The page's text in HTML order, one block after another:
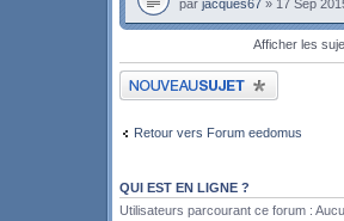
par jacques67 » 17 Sep
Afficher les
Publier un nouveau sujet
Retour vers Forum eedomus
QUI EST EN LIGNE ?
Utilisateurs parcourant ce forum :